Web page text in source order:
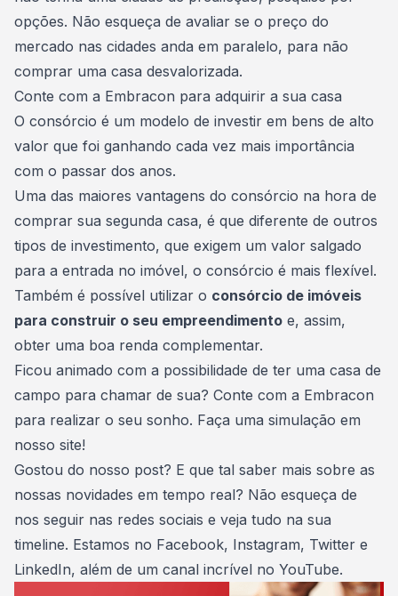
opções. Não esqueça de avaliar se o preço do
mercado nas cidades anda em paralelo, para não
comprar uma casa desvalorizada.
Conte com a Embracon para adquirir a sua casa
O consórcio é um modelo de investir em bens de alto
valor que foi ganhando cada vez mais importância
com o passar dos anos.
Uma das maiores vantagens do consórcio na hora de
comprar sua segunda casa, é que diferente de outros
tipos de investimento, que exigem um valor salgado
para a entrada no imóvel, o consórcio é mais flexível.
Também é possível utilizar o consórcio de imóveis
para construir o seu empreendimento e, assim,
obter uma boa renda complementar.
Ficou animado com a possibilidade de ter uma casa de
campo para chamar de sua? Conte com a Embracon
para realizar o seu sonho. Faça uma simulação em
nosso site!
Gostou do nosso post? E que tal saber mais sobre as
nossas novidades em tempo real? Não esqueça de
nos seguir nas redes sociais e veja tudo na sua
timeline. Estamos no Facebook, Instagram, Twitter e
LinkedIn, além de um canal incrível no YouTube.